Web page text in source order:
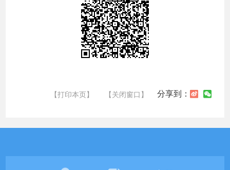
【打印本页】 【关闭窗口】 分享到：